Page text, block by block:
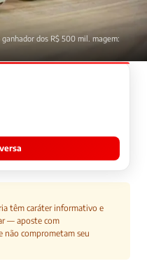
dos R$ 500 mil. magem:
têm caráter informativo e
— aposte com
não comprometam seu